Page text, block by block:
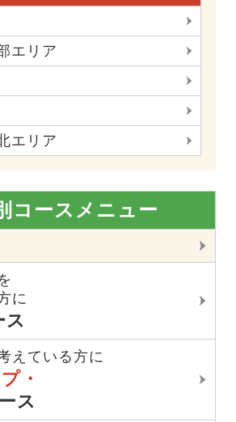
エリア
エリア
コースメニュー
に
ス
えている方に
・
ス